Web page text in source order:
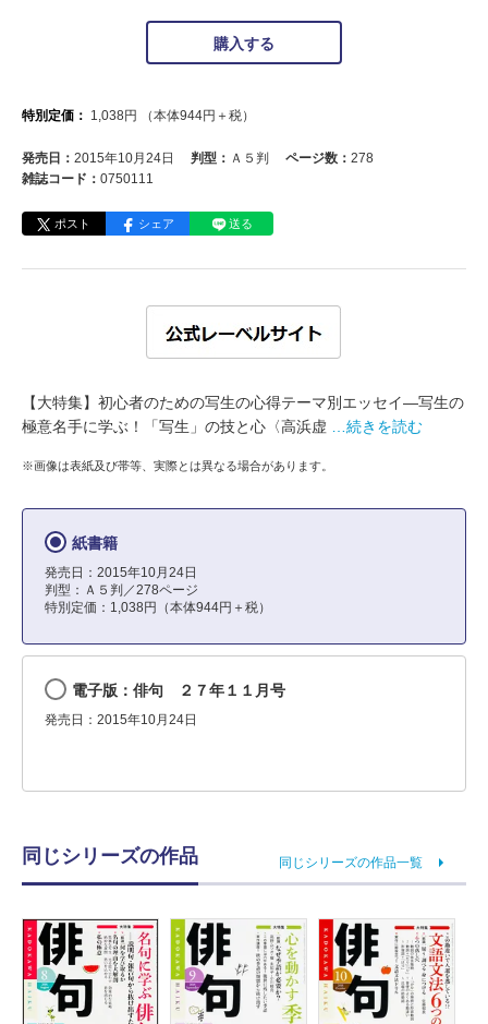
購入する
特別定価： 1,038円 （本体944円＋税）
発売日： 2015年10月24日 判型： Ａ５判 ページ数： 278
雑誌コード： 0750111
ポスト シェア 送る
【大特集】初心者のための写生の心得テーマ別エッセイ―写生の
極意名手に学ぶ！「写生」の技と心〈高浜虚
…続きを読む
※画像は表紙及び帯等、実際とは異なる場合があります。
紙書籍
発売日：2015年10月24日
判型：Ａ５判／278ページ
特別定価：1,038円（本体944円＋税）
電子版：俳句 ２７年１１月号
発売日：2015年10月24日
同じシリーズの作品 同じシリーズの作品一覧